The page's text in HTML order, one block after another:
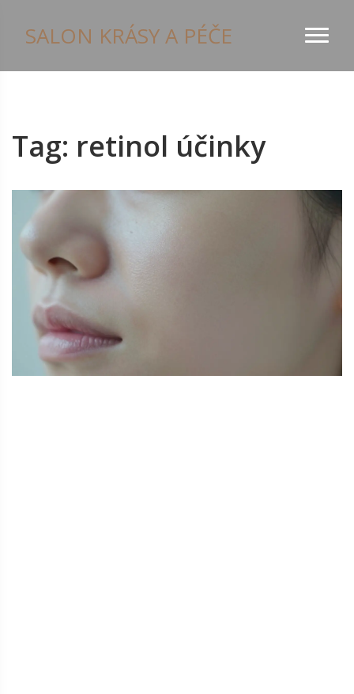
SALON KRÁSY A PÉČE
Tag: retinol účinky